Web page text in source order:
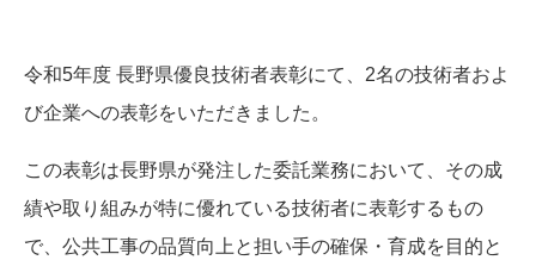
令和5年度 長野県優良技術者表彰にて、2名の技術者およ
び企業への表彰をいただきました。
この表彰は長野県が発注した委託業務において、その成
績や取り組みが特に優れている技術者に表彰するもの
で、公共工事の品質向上と担い手の確保・育成を目的と